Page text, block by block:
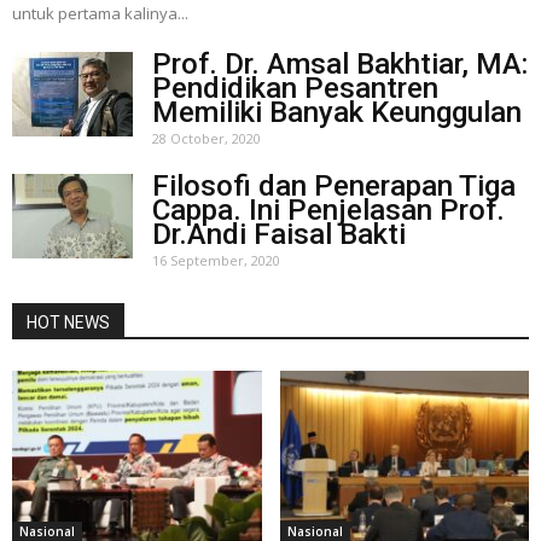
untuk pertama kalinya...
Prof. Dr. Amsal Bakhtiar, MA:
Pendidikan Pesantren
Memiliki Banyak Keunggulan
28 October, 2020
Filosofi dan Penerapan Tiga
Cappa. Ini Penjelasan Prof.
Dr.Andi Faisal Bakti
16 September, 2020
HOT NEWS
Nasional Nasional